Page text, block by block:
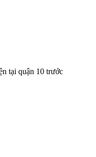
tại quận 10 trước